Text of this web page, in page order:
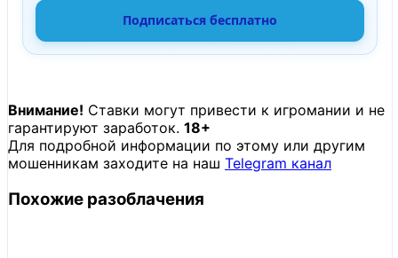
Подписаться бесплатно
Внимание! Ставки могут привести к игромании и не
гарантируют заработок. 18+
Для подробной информации по этому или другим
мошенникам заходите на наш Telegram канал
Похожие разоблачения